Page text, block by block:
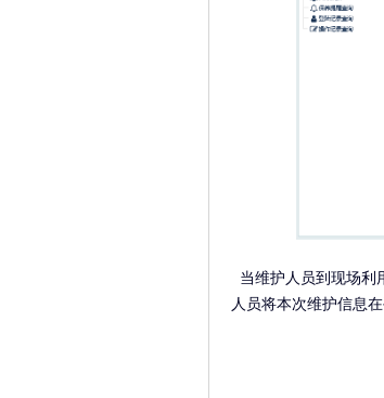
当维护人员到现场利
人员将本次维护信息